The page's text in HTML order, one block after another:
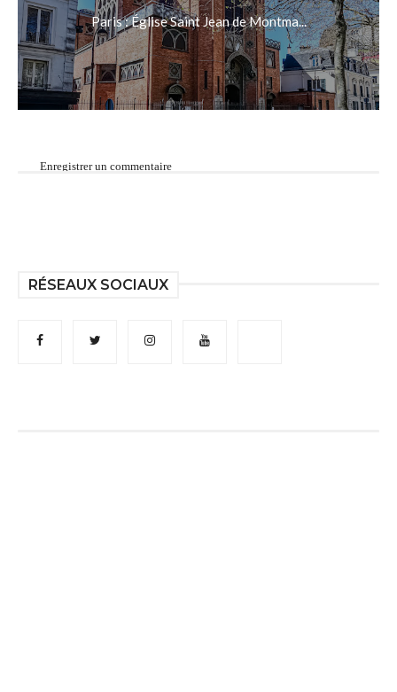
Paris : Église Saint Jean de Montma...
Enregistrer un commentaire
RÉSEAUX SOCIAUX